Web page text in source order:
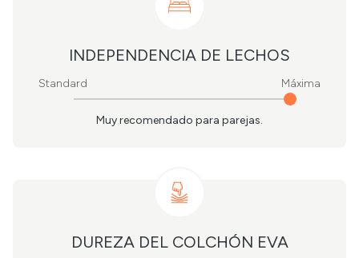
INDEPENDENCIA DE LECHOS
Standard Máxima
Muy recomendado para parejas.
DUREZA DEL COLCHÓN EVA